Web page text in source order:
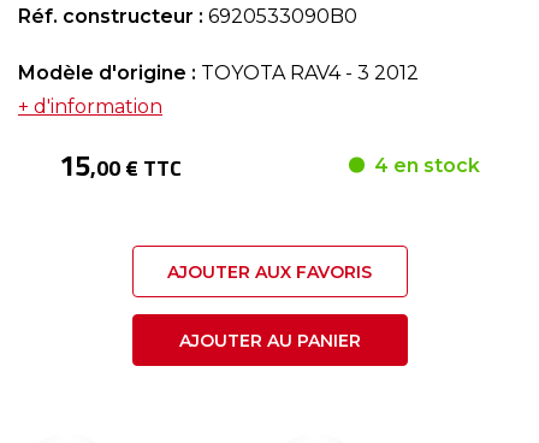
Réf. constructeur : 6920533090B0
Modèle d'origine : TOYOTA RAV4 - 3 2012
+ d'information
15,00 € TTC 4 en stock
AJOUTER AUX FAVORIS
AJOUTER AU PANIER